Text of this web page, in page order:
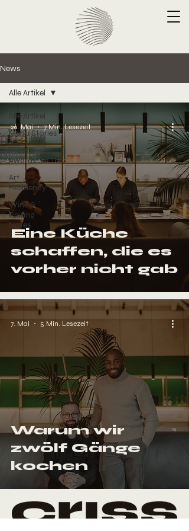
News
Alle Artikel
Menu Stories
Press &
Awards
Art
Residency
Wine &
Pairing
Notes
Alle Artikel
Eine Küche
schaffen, die es
vorher nicht gab
26. Mai 7 Min. Lesezeit
Warum wir
zwölf Gänge
kochen
7. Mai 5 Min. Lesezeit